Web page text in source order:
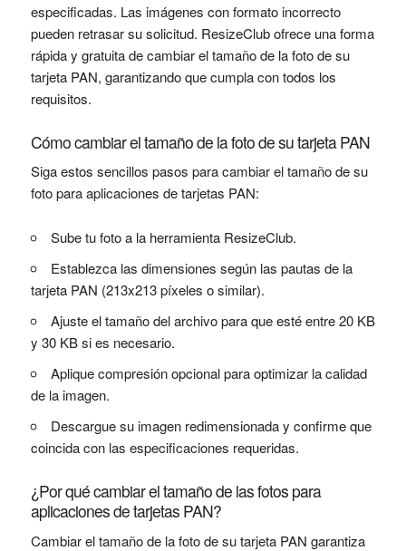
especificadas. Las imágenes con formato incorrecto
pueden retrasar su solicitud. ResizeClub ofrece una forma
rápida y gratuita de cambiar el tamaño de la foto de su
tarjeta PAN, garantizando que cumpla con todos los
requisitos.
Cómo cambiar el tamaño de la foto de su tarjeta PAN
Siga estos sencillos pasos para cambiar el tamaño de su
foto para aplicaciones de tarjetas PAN:
Sube tu foto a la herramienta ResizeClub.
Establezca las dimensiones según las pautas de la
tarjeta PAN (213x213 píxeles o similar).
Ajuste el tamaño del archivo para que esté entre 20 KB
y 30 KB si es necesario.
Aplique compresión opcional para optimizar la calidad
de la imagen.
Descargue su imagen redimensionada y confirme que
coincida con las especificaciones requeridas.
¿Por qué cambiar el tamaño de las fotos para
aplicaciones de tarjetas PAN?
Cambiar el tamaño de la foto de su tarjeta PAN garantiza